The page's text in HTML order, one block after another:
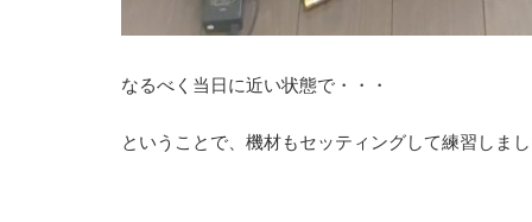
なるべく当日に近い状態で・・・
ということで、機材もセッティングして練習しま